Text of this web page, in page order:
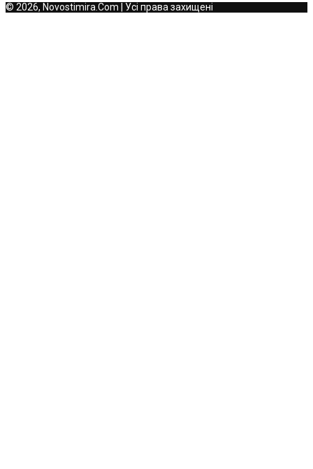
© 2026, Novostimira.Com | Усі права захищені